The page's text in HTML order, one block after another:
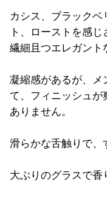
カシス、ブラック
ト、ローストを感じ
繊細且つエレガント
凝縮感があるが、メ
て、フィニッシュ
ありません。
滑らかな舌触りで、
大ぶりのグラスで香